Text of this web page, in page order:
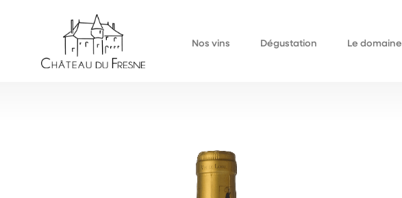
Nos vins Dégustation Le domaine